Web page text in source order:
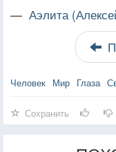
— Аэлита
Человек Мир Глаза
Сохранить